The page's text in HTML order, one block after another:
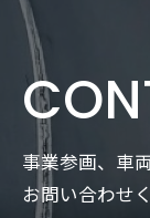
事業参画、車
お問い合わせ